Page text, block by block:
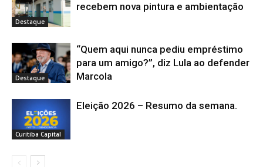
Destaque
recebem nova pintura e ambientação
Destaque
“Quem aqui nunca pediu empréstimo
para um amigo?”, diz Lula ao defender
Marcola
Curitiba Capital
Eleição 2026 – Resumo da semana.